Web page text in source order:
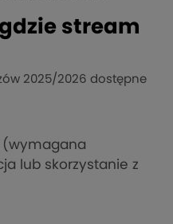
stream
2025/2026 dostępne
(wymagana
lub skorzystanie z